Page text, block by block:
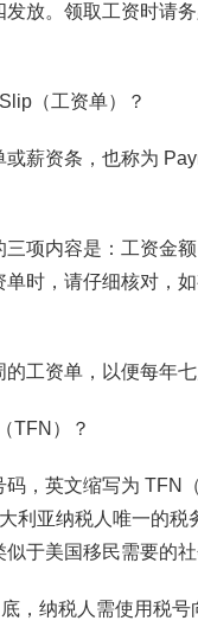
发放。领取工资时请
（工资单）？
或薪资条，也称为
三项内容是：工资金
单时，请仔细核对，
工资单，以便每年七
TFN）？
码，英文缩写为 TFN
利亚纳税人唯一的税
于美国移民需要的社
，纳税人需使用税号